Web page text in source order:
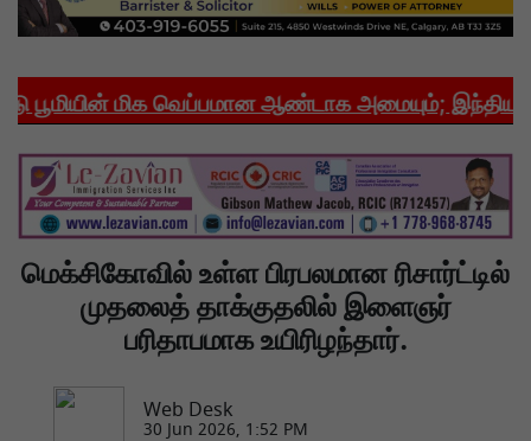
மிக வெப்பமான ஆண்டாக அமையும்; இந்தியாவில்
மெக்சிகோவில் உள்ள பிரபலமான ரிசார்ட்டில்
முதலைத் தாக்குதலில் இளைஞர்
பரிதாபமாக உயிரிழந்தார்.
Web Desk
30 Jun 2026, 1:52 PM